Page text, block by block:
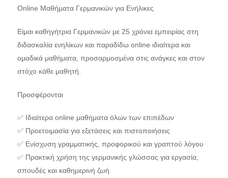
Online Μαθήματα Γερμανικών για Ενήλικες
Είμαι καθηγήτρια Γερμανικών με 25 χρόνια εμπειρίας στη
διδασκαλία ενηλίκων και παραδίδω online ιδιαίτερα και
ομαδικά μαθήματα, προσαρμοσμένα στις ανάγκες και στον
στόχο κάθε μαθητή.
Προσφέρονται
✅ Ιδιαίτερα online μαθήματα όλων των επιπέδων
✅ Προετοιμασία για εξετάσεις και πιστοποιήσεις
✅ Ενίσχυση γραμματικής, προφορικού και γραπτού λόγου
✅ Πρακτική χρήση της γερμανικής γλώσσας για εργασία,
σπουδές και καθημερινή ζωή